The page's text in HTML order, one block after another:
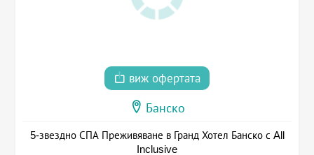
виж офертата
Банско
5-звездно СПА Преживяване в Гранд Хотел Банско с All
Inclusive